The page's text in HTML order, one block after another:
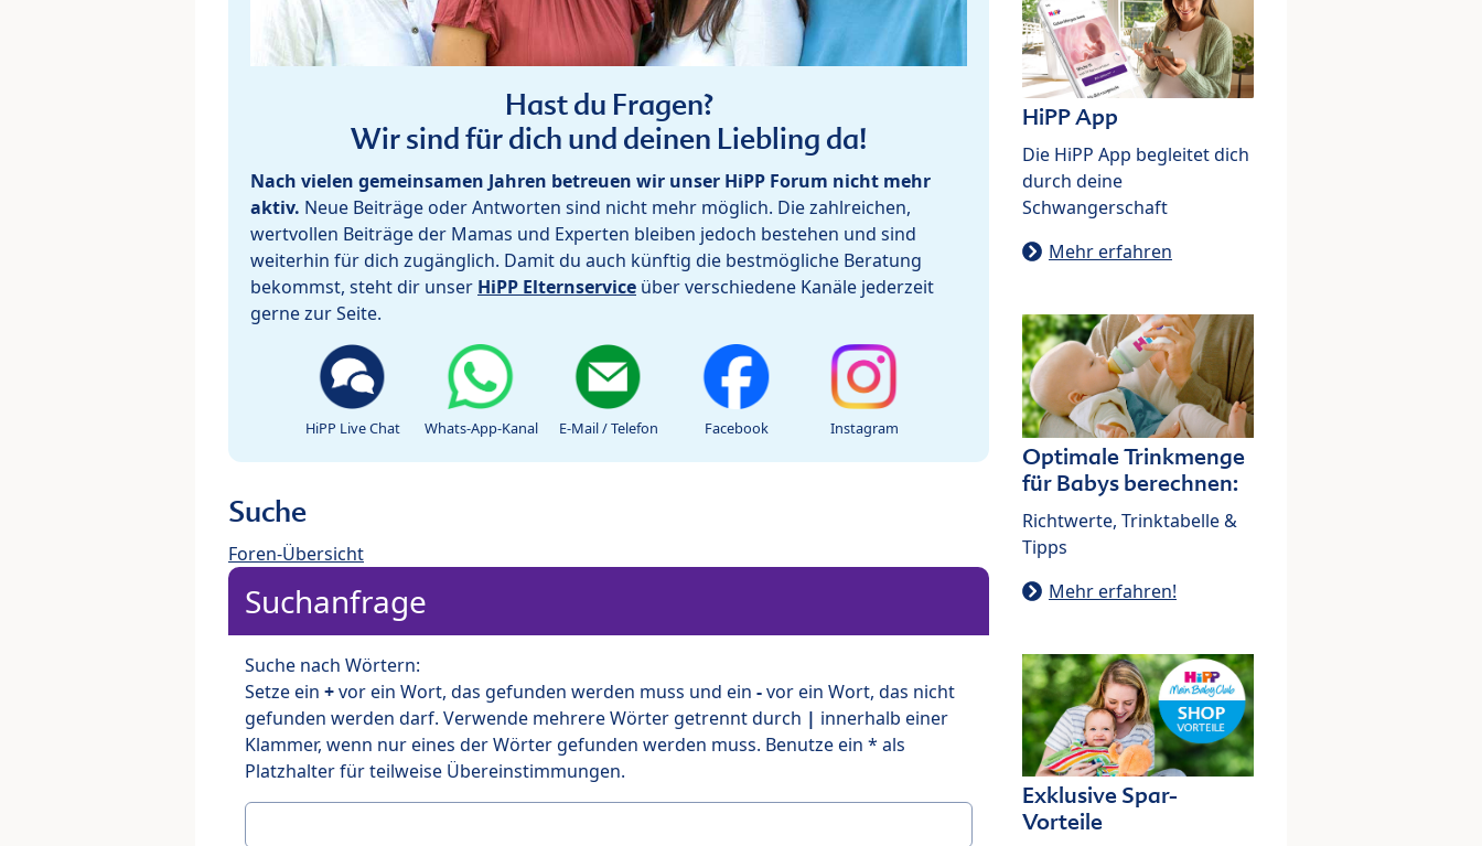
Hast du Fragen?
Wir sind für dich und deinen Liebling da!
Nach vielen gemeinsamen Jahren betreuen wir unser HiPP Forum nicht mehr
aktiv. Neue Beiträge oder Antworten sind nicht mehr möglich. Die zahlreichen,
wertvollen Beiträge der Mamas und Experten bleiben jedoch bestehen und sind
weiterhin für dich zugänglich. Damit du auch künftig die bestmögliche Beratung
bekommst, steht dir unser HiPP Elternservice über verschiedene Kanäle jederzeit
gerne zur Seite.
HiPP Live Chat Whats-App-Kanal E-Mail / Telefon Facebook Instagram
Suche
Foren-Übersicht
Suchanfrage
Suche nach Wörtern:
Setze ein +vor ein Wort, das gefunden werden muss und ein -vor ein Wort, das nicht
gefunden werden darf. Verwende mehrere Wörter getrennt durch | innerhalb einer
Klammer, wenn nur eines der Wörter gefunden werden muss. Benutze ein * als
Platzhalter für teilweise Übereinstimmungen.
HiPP App
Die HiPP App begleitet dich
durch deine
Schwangerschaft
Mehr erfahren
Optimale Trinkmenge
für Babys berechnen:
Richtwerte, Trinktabelle &
Tipps
Mehr erfahren!
Exklusive Spar-
Vorteile